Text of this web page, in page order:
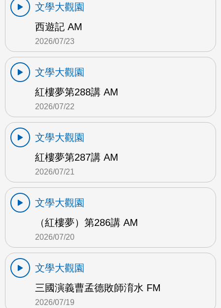
文學大觀園
西遊記 AM
2026/07/23
文學大觀園
紅樓夢第288講 AM
2026/07/22
文學大觀園
紅樓夢第287講 AM
2026/07/21
文學大觀園
（紅樓夢）第286講 AM
2026/07/20
文學大觀園
三國演義曹孟德敗師淯水 FM
2026/07/19